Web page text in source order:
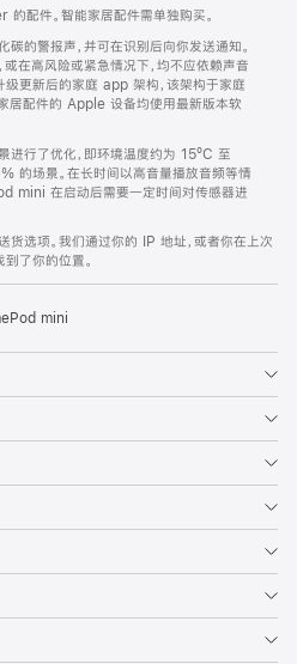
配件。智能家居配件需单独购买。
的警报声，并可在识别后向你发送通知。
在高风险或紧急情况下，均不应依赖声音
级更新后的家庭 app 架构，该架构于家庭
居配件的 Apple 设备均使用最新版本软
进行了优化，即环境温度约为 15ºC 至
的场景。在长时间以高音量播放音频等情
mini 在启动后需要一定时间对传感器进
货选项。我们通过你的 IP 地址，或者你在上次
了你的位置。
mini